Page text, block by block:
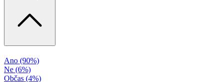
Ano (90%)
Ne (6%)
Občas (4%)